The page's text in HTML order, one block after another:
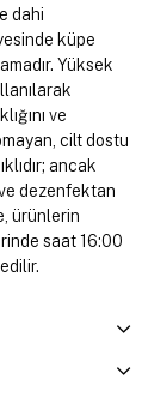
dahi
küpe
Yüksek
ve
cilt dostu
ancak
dezenfektan
ürünlerin
saat 16:00